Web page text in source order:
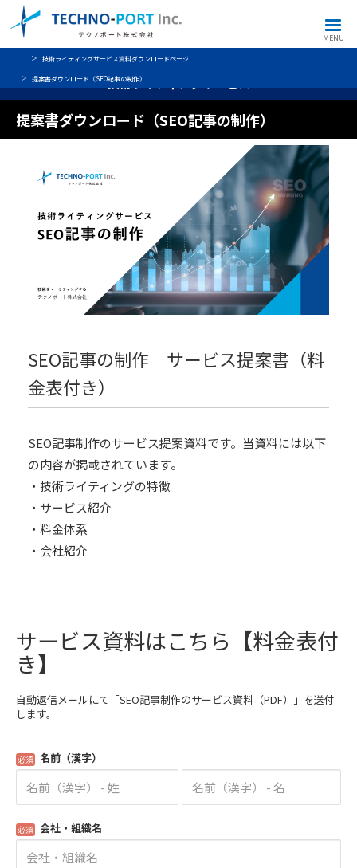
MENU
技術ライティングサービス
提案書ダウンロード（SEO記事の制作）
技術ライティングサービス資料ダウンロードページ
提案書ダウンロード（SEO記事の制作）
SEO記事の制作 サービス提案書（料
金表付き）
SEO記事制作のサービス提案資料です。当資料には以下
の内容が掲載されています。
・技術ライティングの特徴
・サービス紹介
・料金体系
・会社紹介